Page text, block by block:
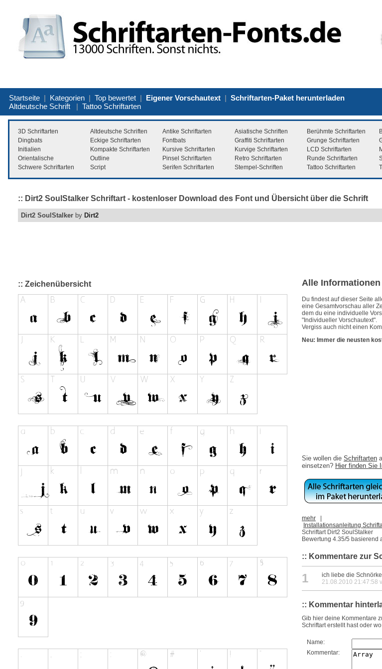
Startseite | Kategorien | Top bewertet | Eigener Vorschautext | Schriftarten-Paket herunterladen
Altdeutsche Schrift | Tattoo Schriftarten
3D Schriftarten Altdeutsche Schriften Antike Schriftarten Asiatische Schriften Berühmte Schriftarten
Dingbats
Eckige Schriftarten Fontbats Graffiti Schriftarten Grunge Schriftarten
Initialien
Kompakte Schriftarten Kursive Schriftarten Kurvige Schriftarten LCD Schriftarten
Orientalische
Outline Pinsel Schriftarten Retro Schriftarten Runde Schriftarten
Schwere Schriftarten
Script Serifen Schriftarten Stempel-Schriften Tattoo Schriftarten
:: Dirt2 SoulStalker Schriftart - kostenloser Download des Font und Übersicht über die Schrift
Dirt2 SoulStalker by Dirt2
:: Zeichenübersicht Alle
Du findest auf dieser Seite
eine Gesamtvorschau aller
dem du eine individuelle
"Individueller Vorschautext".
Vergiss auch nicht einen
Neu: Immer die neusten
Sie wollen die Schriftarten
einsetzen? Hier finden Sie
mehr
Installationsanleitung
Schriftart Dirt2 SoulStalker
Bewertung 4.35/5 basierend
:: Kommentare zur
1
ich liebe die Schnörkel
21.08.2010 21:47:58
:: Kommentar
Gib hier deine Kommentare
Schriftart erstellt hast oder
Name:
Kommentar: